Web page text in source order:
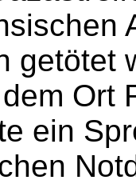
getötet
Ort
ein